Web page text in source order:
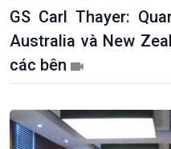
Tin Kinh tế
Trước giờ mở cửa
Dòng chảy Kinh tế
Sức sống hàng Việt
Tuyên chiến với gian lận
thương mại
GS Carl Thayer:
Australia và New
các bên